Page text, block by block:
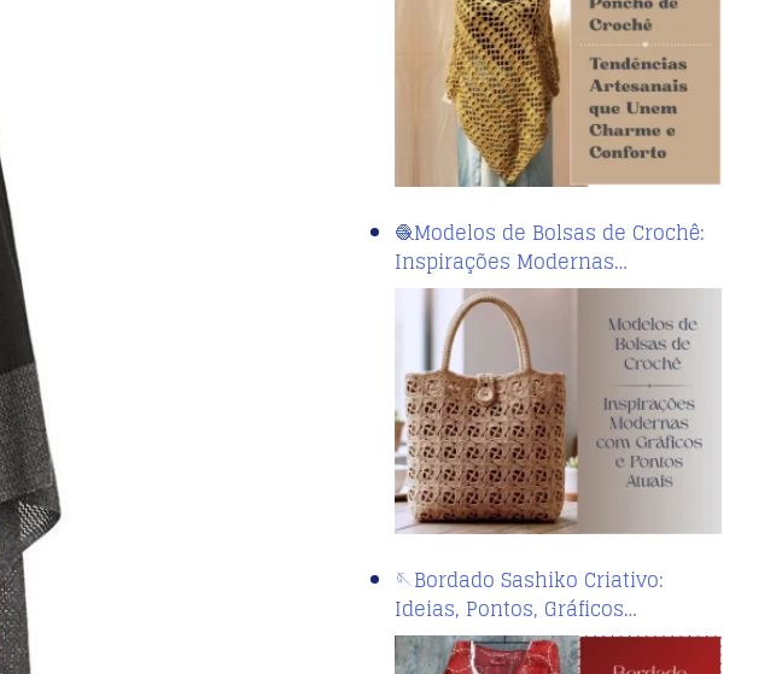
🧶Modelos de Bolsas de Crochê:
Inspirações Modernas…
🪡Bordado Sashiko Criativo:
Ideias, Pontos, Gráficos…